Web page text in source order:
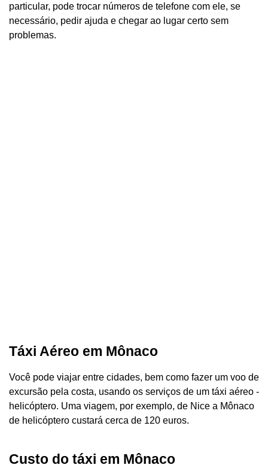
particular, pode trocar números de telefone com ele, se
necessário, pedir ajuda e chegar ao lugar certo sem
problemas.
Táxi Aéreo em Mônaco
Você pode viajar entre cidades, bem como fazer um voo de
excursão pela costa, usando os serviços de um táxi aéreo -
helicóptero. Uma viagem, por exemplo, de Nice a Mônaco
de helicóptero custará cerca de 120 euros.
Custo do táxi em Mônaco